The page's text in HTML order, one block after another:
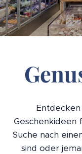
Geschenkideen
Suche nach
sind oder